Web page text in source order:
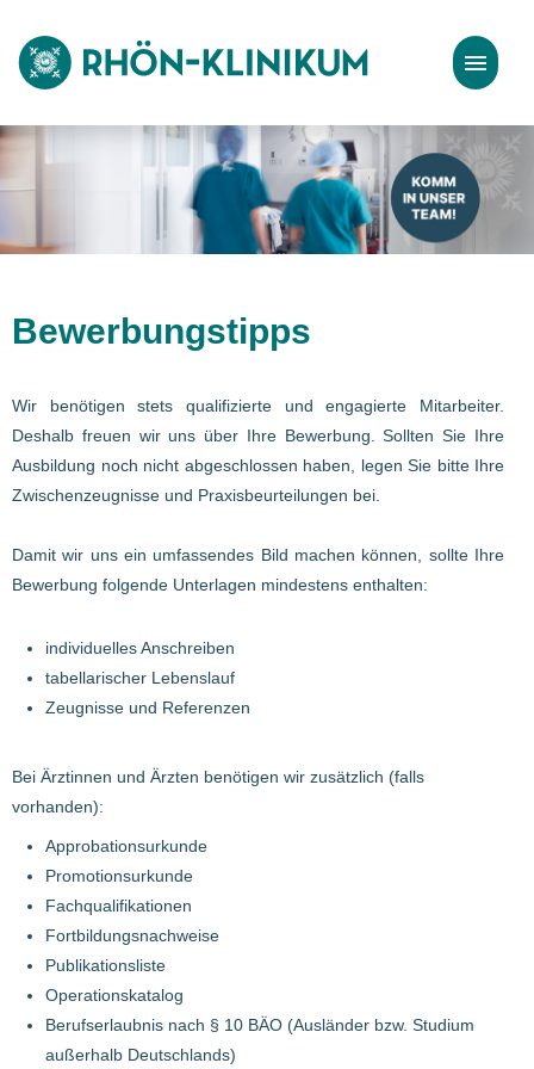
Stellenangebote
Bewerbungstipps
Bewerbungstipps
Wir benötigen stets qualifizierte und engagierte Mitarbeiter.
Deshalb freuen wir uns über Ihre Bewerbung. Sollten Sie Ihre
Ausbildung noch nicht abgeschlossen haben, legen Sie bitte Ihre
Zwischenzeugnisse und Praxisbeurteilungen bei.
Damit wir uns ein umfassendes Bild machen können, sollte Ihre
Bewerbung folgende Unterlagen mindestens enthalten:
individuelles Anschreiben
tabellarischer Lebenslauf
Zeugnisse und Referenzen
Bei Ärztinnen und Ärzten benötigen wir zusätzlich (falls
vorhanden):
Approbationsurkunde
Promotionsurkunde
Fachqualifikationen
Fortbildungsnachweise
Publikationsliste
Operationskatalog
Berufserlaubnis nach § 10 BÄO (Ausländer bzw. Studium
außerhalb Deutschlands)